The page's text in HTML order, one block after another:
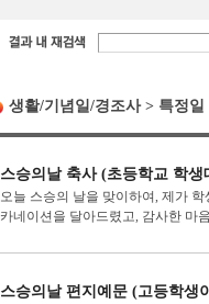
생활/기념일/경조사 > 특정일
스승의날 축사 (초등학교 학
오늘 스승의 날을 맞이하여, 제가
카네이션을 달아드렸고, 감사한 마
스승의날 편지예문 (고등학생